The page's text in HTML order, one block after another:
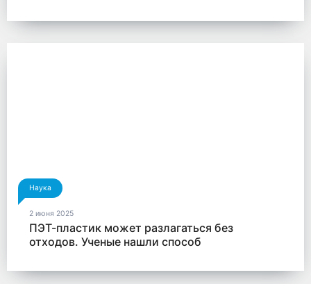
Наука
2 июня 2025
ПЭТ-пластик может разлагаться без
отходов. Ученые нашли способ